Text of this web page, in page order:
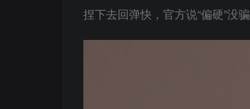
捏下去回弹快，官方说“偏硬”没